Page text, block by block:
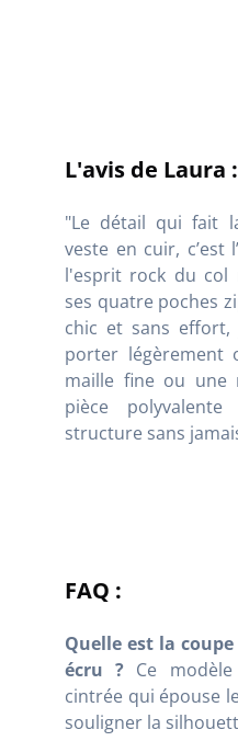
L'avis de Laura :
"Le détail qui fait
veste en cuir, c’est
l'esprit rock du col
ses quatre poches
chic et sans
porter
maille fine ou une
pièce
structure sans
FAQ :
Quelle est la
écru ? Ce
cintrée qui épouse
souligner la